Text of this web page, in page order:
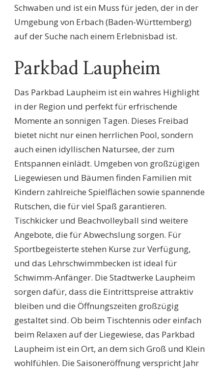
Schwaben und ist ein Muss für jeden, der in der
Umgebung von Erbach (Baden-Württemberg)
auf der Suche nach einem Erlebnisbad ist.
Parkbad Laupheim
Das Parkbad Laupheim ist ein wahres Highlight
in der Region und perfekt für erfrischende
Momente an sonnigen Tagen. Dieses Freibad
bietet nicht nur einen herrlichen Pool, sondern
auch einen idyllischen Natursee, der zum
Entspannen einlädt. Umgeben von großzügigen
Liegewiesen und Bäumen finden Familien mit
Kindern zahlreiche Spielflächen sowie spannende
Rutschen, die für viel Spaß garantieren.
Tischkicker und Beachvolleyball sind weitere
Angebote, die für Abwechslung sorgen. Für
Sportbegeisterte stehen Kurse zur Verfügung,
und das Lehrschwimmbecken ist ideal für
Schwimm-Anfänger. Die Stadtwerke Laupheim
sorgen dafür, dass die Eintrittspreise attraktiv
bleiben und die Öffnungszeiten großzügig
gestaltet sind. Ob beim Tischtennis oder einfach
beim Relaxen auf der Liegewiese, das Parkbad
Laupheim ist ein Ort, an dem sich Groß und Klein
wohlfühlen. Die Saisoneröffnung verspricht Jahr